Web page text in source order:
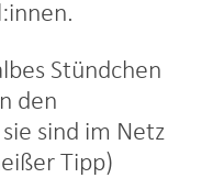
Stündchen
den
sind im Netz
Tipp)